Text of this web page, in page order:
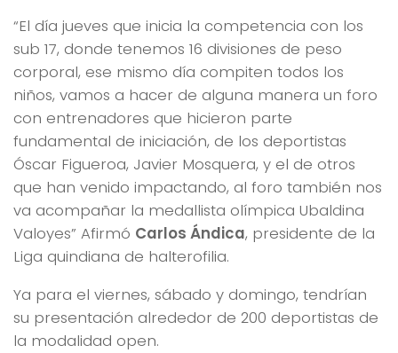
“El día jueves que inicia la competencia con los
sub 17, donde tenemos 16 divisiones de peso
corporal, ese mismo día compiten todos los
niños, vamos a hacer de alguna manera un foro
con entrenadores que hicieron parte
fundamental de iniciación, de los deportistas
Óscar Figueroa, Javier Mosquera, y el de otros
que han venido impactando, al foro también nos
va acompañar la medallista olímpica Ubaldina
Valoyes” Afirmó Carlos Ándica, presidente de la
Liga quindiana de halterofilia.
Ya para el viernes, sábado y domingo, tendrían
su presentación alrededor de 200 deportistas de
la modalidad open.